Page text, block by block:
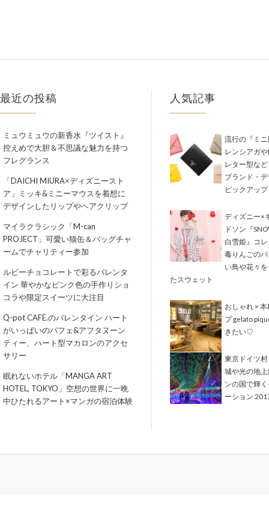
最近の投稿
ミュウミュウの新香水『ツイスト』
控えめで大胆＆不思議な魅力を持つ
フレグランス
「DAICHI MIURA×ディズニースト
ア」ミッキ&ミニーマウスを着想に
デザインしたリップやヘアクリップ
マイラクラシック「M-can
PROJECT」可愛い猫缶＆バッグチャ
ームでチャリティー参加
ルビーチョコレートで彩るバレンタ
イン 華やかなピンク色の手作りショ
コラや限定スイーツに大注目
Q-pot CAFE.のバレンタイン ハート
がいっぱいのパフェ&アフタヌーン
ティー、ハート型マカロンのアクセ
サリー
眠れないホテル「MANGA ART
HOTEL, TOKYO」空想の世界に一晩
中ひたれるアート×マンガの宿泊体験
人気記事
流行の『ミ
レンシアガ
レター型な
ブランド・
ピックアップ
ディズニー×
ドソン『
白雪姫』コ
毒りんごの
い鳥や花々
たスウェット
おしゃれ ×
プ gelato
きたい♡
東京ドイツ村
城や光の地上
ンの国で輝
ーション